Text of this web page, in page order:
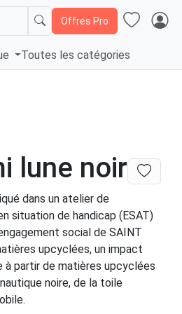
Offres Pro
Toutes les catégories
lune noir
dans un atelier de
situation de handicap (ESAT)
social de SAINT
upcyclées, un impact
partir de matières upcyclées
noire, de la toile